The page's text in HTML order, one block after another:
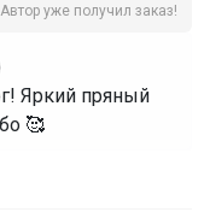
Автор уже получил заказ!
Яркий пряный
🥰